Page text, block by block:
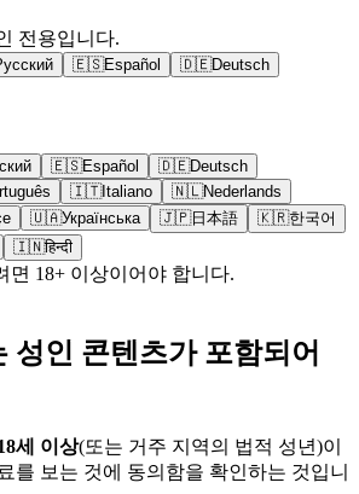
전용입니다.
🇪🇸Español 🇩🇪Deutsch
🇪🇸Español 🇩🇪Deutsch
🇮🇹Italiano 🇳🇱Nederlands
🇺🇦Українська 🇯🇵日本語 🇰🇷한국어
🇮🇳हिन्दी
면 18+ 이상이어야 합니다.
성인 콘텐츠가 포함되어
세 이상(또는 거주 지역의 법적 성년)이
를 보는 것에 동의함을 확인하는 것입니